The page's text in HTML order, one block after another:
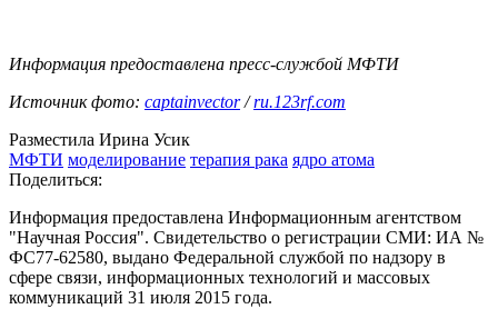
Информация предоставлена пресс-службой МФТИ
Источник фото: captainvector/ru.123rf.com
Разместила Ирина Усик
МФТИ моделирование терапия рака ядро атома
Поделиться:
Информация предоставлена Информационным агентством
"Научная Россия". Свидетельство о регистрации СМИ: ИА №
ФС77-62580, выдано Федеральной службой по надзору в
сфере связи, информационных технологий и массовых
коммуникаций 31 июля 2015 года.